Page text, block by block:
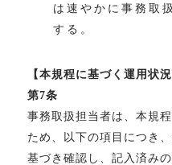
は速やかに事務取
する。
【本規程に基づく運用状況
第7条
事務取扱担当者は、本規
ため、以下の項目につき
基づき確認し、記入済み